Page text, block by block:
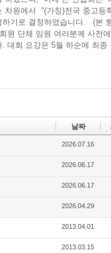
차원에서 "(가칭)전국 중고등
기로 결정하였습니다. (본
원 단체 임원 여러분께 사전
대회 요강은 5월 하순에 최종
날짜
2026.07.16
2026.06.17
2026.06.17
2026.04.29
2013.04.01
2013.03.15